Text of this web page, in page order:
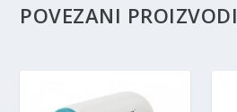
POVEZANI PROIZVODI